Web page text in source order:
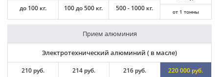
до 100 кг. 100 до 500 кг. 500 - 1000 кг. от 1 тонны
Прием алюминия
Электротехнический алюминий ( в масле)
210 руб. 214 руб. 216 руб. 220 000 руб.